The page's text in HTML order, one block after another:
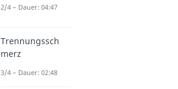
2/4 – Dauer: 04:47
Trennungssch
merz
3/4 – Dauer: 02:48